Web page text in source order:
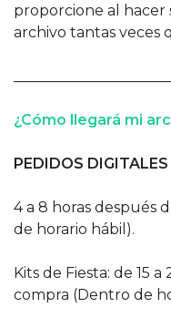
proporcione al hacer
archivo tantas veces
¿Cómo llegará mi
PEDIDOS DIGITALES
4 a 8 horas después
de horario hábil).
Kits de Fiesta: de 15
compra (Dentro de